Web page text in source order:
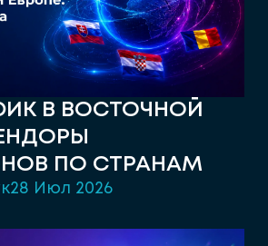
В ВОСТОЧНОЙ
ПО СТРАНАМ
28 Июл 2026